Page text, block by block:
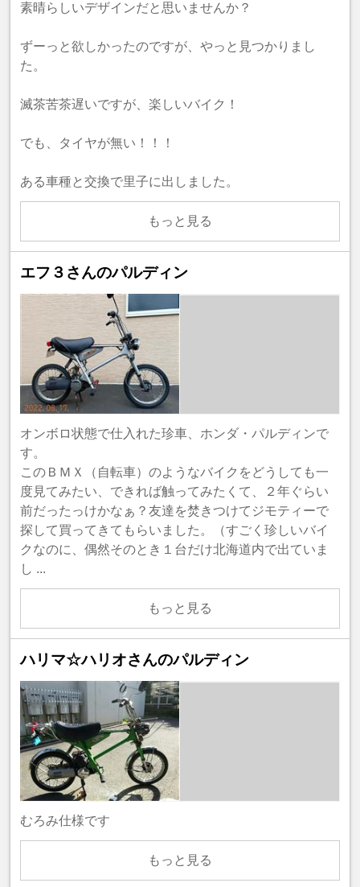
素晴らしいデザインだと思いませんか？
ずーっと欲しかったのですが、やっと見つかりまし
た。
滅茶苦茶遅いですが、楽しいバイク！
でも、タイヤが無い！！！
ある車種と交換で里子に出しました。
もっと見る
エフ３さんのパルディン
オンボロ状態で仕入れた珍車、ホンダ・パルディンで
す。
このＢＭＸ（自転車）のようなバイクをどうしても一
度見てみたい、できれば触ってみたくて、２年ぐらい
前だったっけかなぁ？友達を焚きつけてジモティーで
探して買ってきてもらいました。（すごく珍しいバイ
クなのに、偶然そのとき１台だけ北海道内で出ていま
し ...
もっと見る
ハリマ☆ハリオさんのパルディン
むろみ仕様です
もっと見る